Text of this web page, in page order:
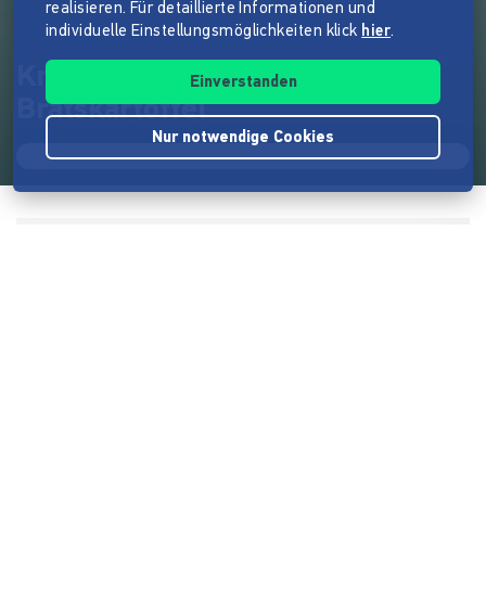
Kreativcafé Mirelda & Herr
Bratskartoffel
realisieren. Für detaillierte Informationen und
individuelle Einstellungsmöglichkeiten klick hier.
Einverstanden
Nur notwendige Cookies